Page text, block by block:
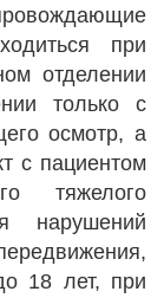
при
отделении
только с
осмотр, а
с пациентом
тяжелого
нарушений
18 лет, при